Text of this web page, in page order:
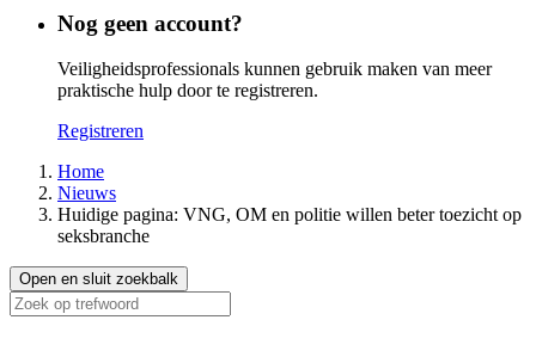
Nog geen account?
Veiligheidsprofessionals kunnen gebruik maken van meer
praktische hulp door te registreren.
Registreren
Home
Nieuws
Huidige pagina: VNG, OM en politie willen beter toezicht op
seksbranche
Open en sluit zoekbalk